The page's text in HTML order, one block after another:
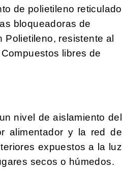
de polietileno reticulado
bloqueadoras de
Polietileno, resistente al
libres de
nivel de aislamiento del
alimentador y la red de
expuestos a la luz
secos o húmedos.